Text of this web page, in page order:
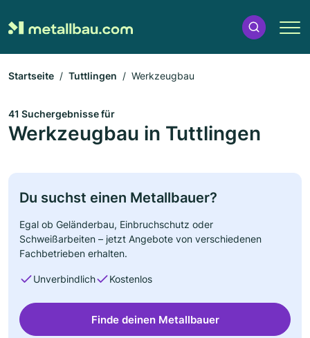
Startseite Tuttlingen Werkzeugbau
41 Suchergebnisse für
Werkzeugbau in Tuttlingen
Du suchst einen Metallbauer?
Egal ob Geländerbau, Einbruchschutz oder
Schweißarbeiten – jetzt Angebote von verschiedenen
Fachbetrieben erhalten.
Unverbindlich Kostenlos
Finde deinen Metallbauer